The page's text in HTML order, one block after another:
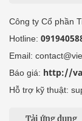
Công ty Cổ phần
Hotline:
Email:
Báo giá: http://
Hỗ trợ kỹ thuật: